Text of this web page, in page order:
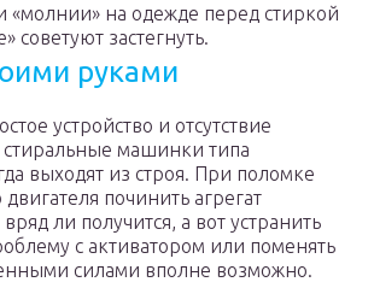
«молнии» на одежде перед стиркой
советуют застегнуть.
руками
устройство и отсутствие
машинки типа
выходят из строя. При поломке
починить агрегат
ли получится, а вот устранить
с активатором или поменять
силами вполне возможно.